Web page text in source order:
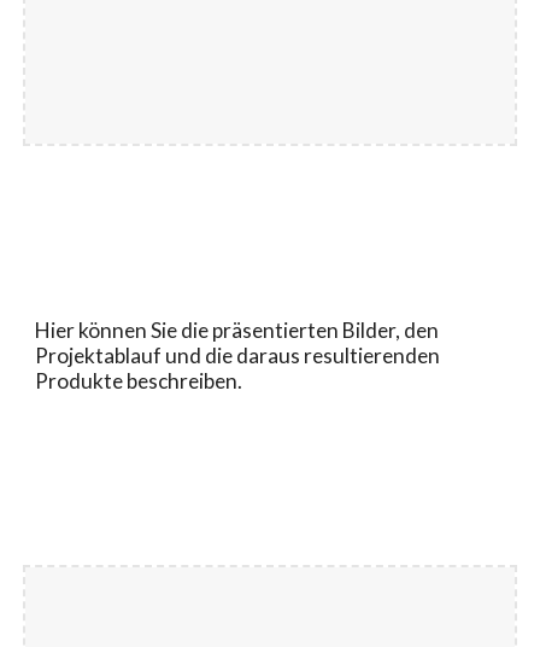
Hier können Sie die präsentierten Bilder, den
Projektablauf und die daraus resultierenden
Produkte beschreiben.